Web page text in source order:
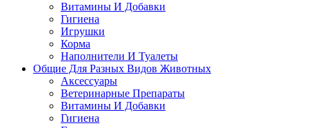
Витамины И Добавки
Гигиена
Игрушки
Корма
Наполнители И Туалеты
Общие Для Разных Видов Животных
Аксессуары
Ветеринарные Препараты
Витамины И Добавки
Гигиена